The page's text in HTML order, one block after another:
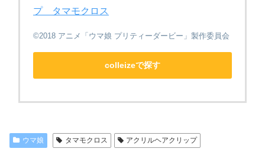
プ タマモクロス
©2018 アニメ「ウマ娘 プリティーダービー」製作委員会
colleizeで探す
ウマ娘 タマモクロス アクリルヘアクリップ